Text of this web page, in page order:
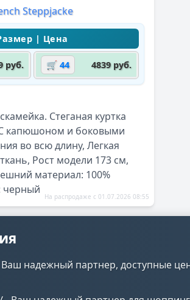
Steppjacke
руб. 🛒 44 4839 руб.
Стеганая куртка
С капюшоном и боковыми
во всю длину, Легкая
Рост модели 173 см,
материал: 100%
черный
На распродаже с 01.07.2026 08:55
надежный партнер, доступные